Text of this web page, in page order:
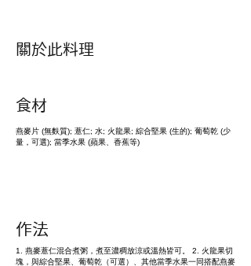
​關於此料理
​食材
燕麥片 (無麩質); 薏仁; 水; 火龍果; 綜合堅果 (生的); 葡萄乾 (少
量，可選); 當季水果 (蘋果、香蕉等)
作法
1. 燕麥薏仁混合煮粥，煮至濃稠放涼或溫熱皆可。 2. 火龍果切
塊，與綜合堅果、葡萄乾（可選）、其他當季水果一同搭配燕麥